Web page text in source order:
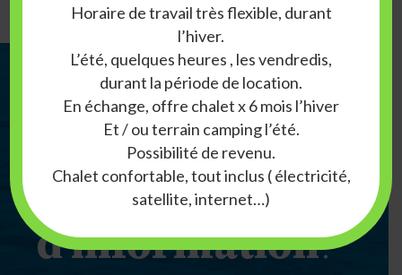
Vous
désirez avoir
plus
d’information?
Horaire de travail très flexible, durant
l’hiver.
L’été, quelques heures , les vendredis,
durant la période de location.
En échange, offre chalet x 6 mois l’hiver
Et / ou terrain camping l’été.
Possibilité de revenu.
Chalet confortable, tout inclus ( électricité,
satellite, internet…)